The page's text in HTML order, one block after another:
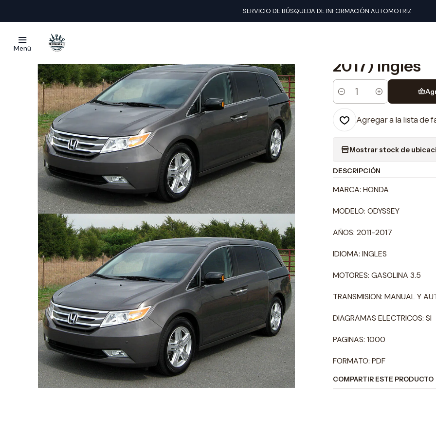
Menú
SERVICIO DE BÚSQUEDA DE INFORMACIÓN AUTOMOTRIZ
Manuales de taller Honda Manual De Taller Honda Odyssey (2011-
Manual De
2017) Ingles
Cantidad
Agregar a la lista de
Mostrar stock de
DESCRIPCIÓN
MARCA: HONDA
MODELO: ODYSSEY
AÑOS: 2011-2017
IDIOMA: INGLES
MOTORES: GASOLINA 3.5
TRANSMISION: MANUAL Y
DIAGRAMAS ELECTRICOS: SI
PAGINAS: 1000
FORMATO: PDF
COMPARTIR ESTE PRODUCTO